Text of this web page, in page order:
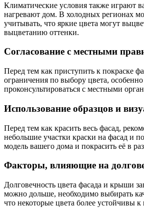
Климатические условия также играют
нагревают дом. В холодных регионах
учитывать, что яркие цвета могут
выцветанию оттенки.
Согласование с местными
Перед тем как приступить к покраске
ограничения по выбору цвета,
проконсультироваться с местными
Использование образцов и
Перед тем как красить весь фасад,
небольшие участки краски на фасад и
модель вашего дома и покрасить её в
Факторы, влияющие на
Долговечность цвета фасада и крыши
можно дольше, необходимо выбирать
что некоторые цвета более устойчивы